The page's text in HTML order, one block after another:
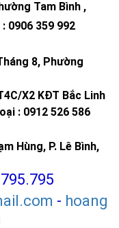
Tam Bình ,
0906 359 992
8, Phường
X2 KĐT Bắc Linh
: 0912 526 586
Hùng, P. Lê Bình,
- hoang